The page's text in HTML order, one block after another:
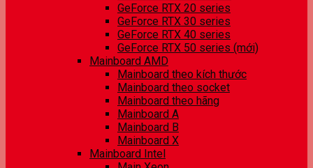
GeForce RTX 20 series
GeForce RTX 30 series
GeForce RTX 40 series
GeForce RTX 50 series (mới)
Mainboard AMD
Mainboard theo kích thước
Mainboard theo socket
Mainboard theo hãng
Mainboard A
Mainboard B
Mainboard X
Mainboard Intel